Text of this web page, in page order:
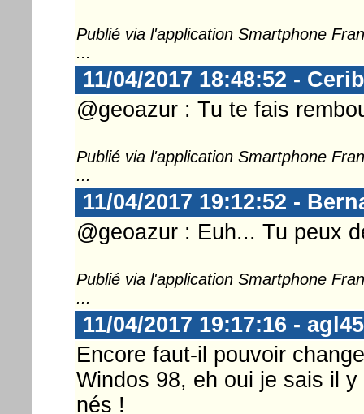
Publié via l'application Smartphone
...
11/04/2017 18:48:52 -
@geoazur : Tu te fais
Publié via l'application Smartphone
...
11/04/2017 19:12:52 -
@geoazur : Euh... Tu peux
Publié via l'application Smartphone
...
11/04/2017 19:17:16 - agl45
Encore faut-il pouvoir
Windos 98, eh oui je sais il
nés !